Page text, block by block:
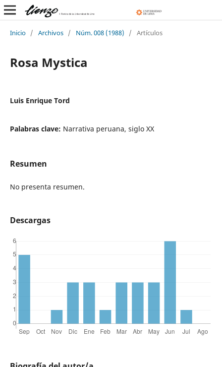
Inicio / Archivos / Núm. 008 (1988) / Artículos
Rosa Mystica
Luis Enrique Tord
Palabras clave: Narrativa peruana, siglo XX
Resumen
No presenta resumen.
Descargas